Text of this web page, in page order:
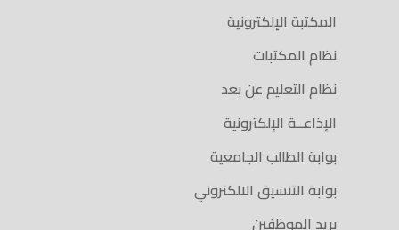
المكتبة الإلكترونية
نظام المكتبات
نظام التعليم عن بعد
الإذاعــة الإلكترونية
بوابة الطالب الجامعية
بوابة التنسيق الالكتروني
بريد الموظفين